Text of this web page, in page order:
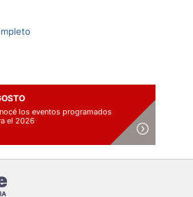
los eventos programados
el 2026